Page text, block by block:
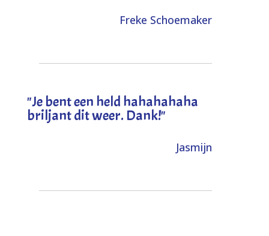
Freke Schoemaker
"Je bent een held hahahahaha
briljant dit weer. Dank!"
Jasmijn